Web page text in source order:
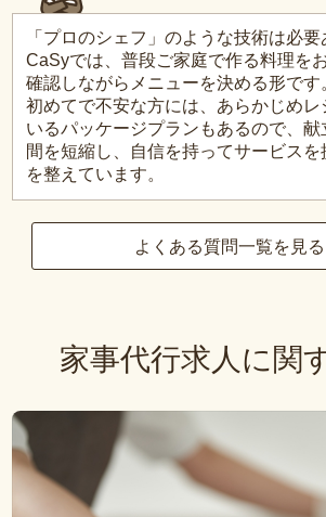
「プロのシェフ」のような技術は必要
CaSyでは、普段ご家庭で作る料理を
確認しながらメニューを決める形です
初めてで不安な方には、あらかじめレ
いるパッケージプランもあるので、
間を短縮し、自信を持ってサービス
を整えています。
よくある質問一覧を見る
家事代行求人に関